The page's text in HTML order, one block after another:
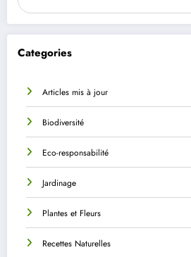
Categories
Articles mis à jour
Biodiversité
Eco-responsabilité
Jardinage
Plantes et Fleurs
Recettes Naturelles